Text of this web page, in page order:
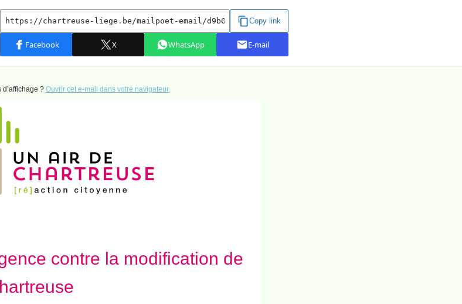
d’affichage ? Ouvrir cet e-mail dans votre navigateur.
contre la modification de